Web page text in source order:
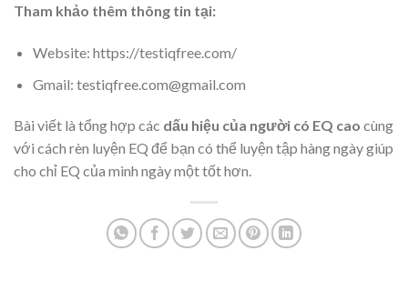
Tham khảo thêm thông tin tại:
Website: https://testiqfree.com/
Gmail: testiqfree.com@gmail.com
Bài viết là tổng hợp các dấu hiệu của người có EQ cao cùng
với cách rèn luyện EQ để bạn có thể luyện tập hàng ngày giúp
cho chỉ EQ của mình ngày một tốt hơn.